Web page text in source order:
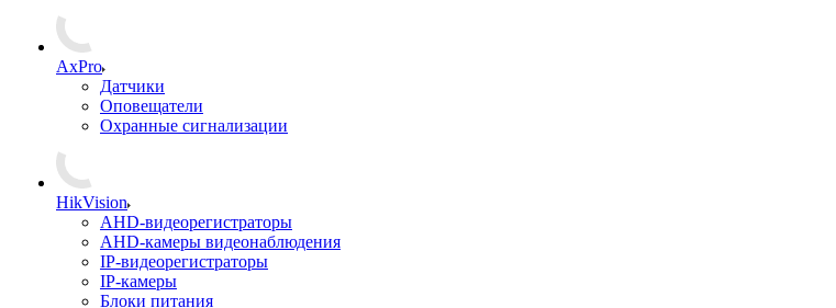
AxPro
Датчики
Оповещатели
Охранные сигнализации
HikVision
AHD-видеорегистраторы
AHD-камеры видеонаблюдения
IP-видеорегистраторы
IP-камеры
Блоки питания